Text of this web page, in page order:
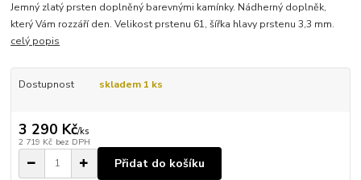
Jemný zlatý prsten doplněný barevnými kamínky. Nádherný doplněk,
který Vám rozzáří den. Velikost prstenu 61, šířka hlavy prstenu 3,3 mm.
celý popis
Dostupnost skladem 1 ks
3 290 Kč/ks
2 719 Kč bez DPH
Přidat do košíku